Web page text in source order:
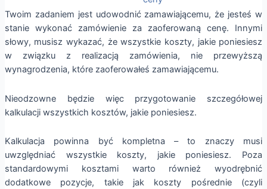
Twoim zadaniem jest udowodnić zamawiającemu, że jesteś w
stanie wykonać zamówienie za zaoferowaną cenę. Innymi
słowy, musisz wykazać, że wszystkie koszty, jakie poniesiesz
w związku z realizacją zamówienia, nie przewyższą
wynagrodzenia, które zaoferowałeś zamawiającemu.
Nieodzowne będzie więc przygotowanie szczegółowej
kalkulacji wszystkich kosztów, jakie poniesiesz.
Kalkulacja powinna być kompletna – to znaczy musi
uwzględniać wszystkie koszty, jakie poniesiesz. Poza
standardowymi kosztami warto również wyodrębnić
dodatkowe pozycje, takie jak koszty pośrednie (czyli